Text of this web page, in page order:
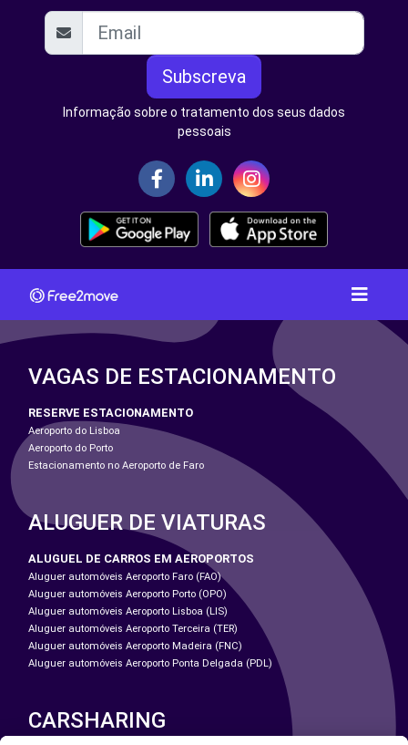
Subscreva
Informação sobre o tratamento dos seus dados
pessoais
VAGAS DE ESTACIONAMENTO
RESERVE ESTACIONAMENTO
Aeroporto do Lisboa
Aeroporto do Porto
Estacionamento no Aeroporto de Faro
ALUGUER DE VIATURAS
ALUGUEL DE CARROS EM AEROPORTOS
Aluguer automóveis Aeroporto Faro (FAO)
Aluguer automóveis Aeroporto Porto (OPO)
Aluguer automóveis Aeroporto Lisboa (LIS)
Aluguer automóveis Aeroporto Terceira (TER)
Aluguer automóveis Aeroporto Madeira (FNC)
Aluguer automóveis Aeroporto Ponta Delgada (PDL)
CARSHARING